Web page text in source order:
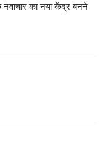
का नया केंद्र बनने